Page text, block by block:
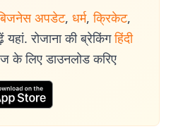
अपडेट, धर्म, क्रिकेट,
रोजाना की ब्रेकिंग हिंदी
के लिए डाउनलोड करिए